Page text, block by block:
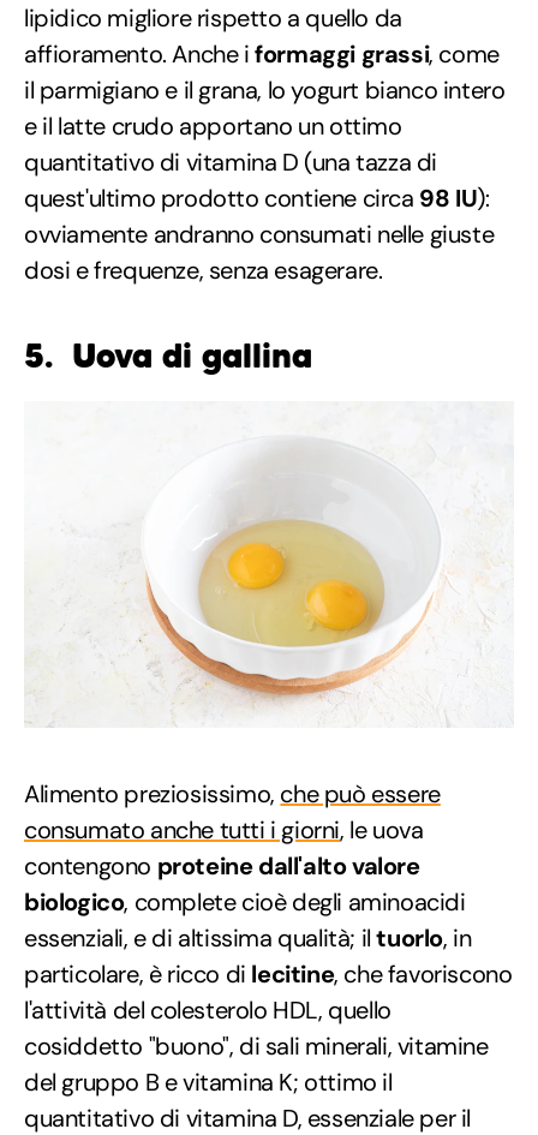
lipidico migliore rispetto a quello da
affioramento. Anche iformaggi grassi, come
il parmigiano e il grana, lo yogurt bianco intero
e il latte crudo apportano un ottimo
quantitativo di vitamina D (una tazza di
quest'ultimo prodotto contiene circa 98 IU):
ovviamente andranno consumati nelle giuste
dosi e frequenze, senza esagerare.
5. Uova di gallina
Alimento preziosissimo, che può essere
consumato anche tutti i giorni, le uova
contengono proteine dall'alto valore
biologico, complete cioè degli aminoacidi
essenziali, e di altissima qualità; iltuorlo, in
particolare, è ricco di lecitine, che favoriscono
l'attività del colesterolo HDL, quello
cosiddetto "buono", di sali minerali, vitamine
del gruppo B e vitamina K; ottimo il
quantitativo di vitamina D, essenziale per il